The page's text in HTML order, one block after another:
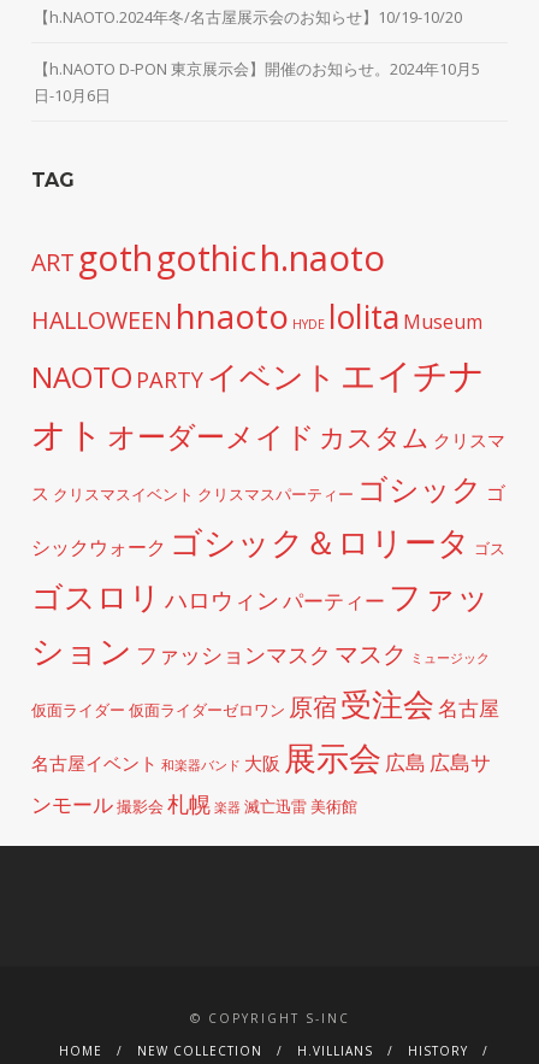
【h.NAOTO.2024年冬/名古屋展示会のお知らせ】10/19-10/20
【h.NAOTO D-PON 東京展示会】開催のお知らせ。2024年10月5
日-10月6日
TAG
ART gothgothich.naoto
HALLOWEEN hnaoto HYDE lolita Museum
NAOTO PARTY イベント エイチナ
オト オーダーメイド カスタム クリスマ
ス クリスマスイベント クリスマスパーティー ゴシック ゴ
シックウォーク ゴシック＆ロリータ ゴス
ゴスロリ ハロウィンパーティー ファッ
ション ファッションマスク マスク ミュージック
仮面ライダー 仮面ライダーゼロワン 原宿受注会名古屋
名古屋イベント 和楽器バンド 大阪 展示会 広島 広島サ
ンモール撮影会 札幌 楽器 滅亡迅雷美術館
© COPYRIGHT S-INC
HOME
NEW COLLECTION H.VILLIANS
HISTORY